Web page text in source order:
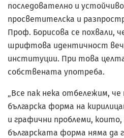
последователно и
просветителска и
Проф. Борисова се похвали,
шрифтова идентичност
институции. При това
собствената употреба.
„Все пак нека отбележим,
българска форма на
и графични проблеми,
българската форма няма да